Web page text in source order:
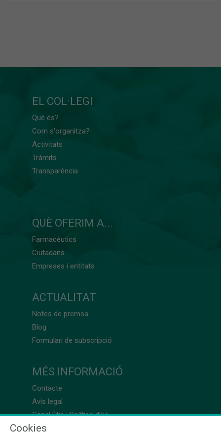
EL COL·LEGI
Què és?
Com s'organitza?
Activitats
Tràmits
Transparència
QUÈ OFERIM A...
Farmacèutics
Ciutadans
Empreses i entitats
ACTUALITAT
Notes de premsa
Blog
Formulari de subscripció
MÉS INFORMACIÓ
Contacte
Avís legal
Canal Ètic i Política d’ús
Cookies